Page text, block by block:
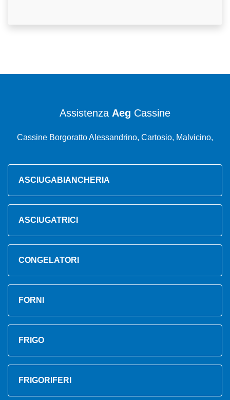
Assistenza Aeg Cassine
Cassine Borgoratto Alessandrino, Cartosio, Malvicino,
ASCIUGABIANCHERIA
ASCIUGATRICI
CONGELATORI
FORNI
FRIGO
FRIGORIFERI